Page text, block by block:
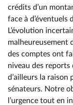
crédits d’un
face à d’éventuels
L’évolution
malheureusement
des comptes ont
niveau des reports
d’ailleurs la raison
sénateurs. Notre
l’urgence tout en